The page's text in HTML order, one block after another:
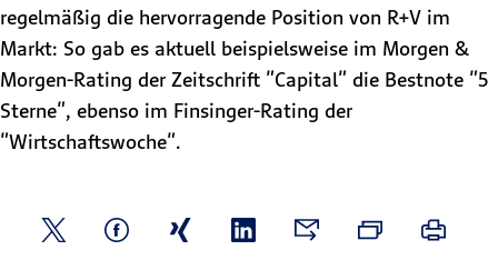
regelmäßig die hervorragende Position von R+V im
Markt: So gab es aktuell beispielsweise im Morgen &
Morgen-Rating der Zeitschrift "Capital" die Bestnote "5
Sterne", ebenso im Finsinger-Rating der
"Wirtschaftswoche".